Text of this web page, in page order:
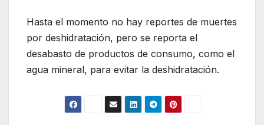
Hasta el momento no hay reportes de muertes
por deshidratación, pero se reporta el
desabasto de productos de consumo, como el
agua mineral, para evitar la deshidratación.